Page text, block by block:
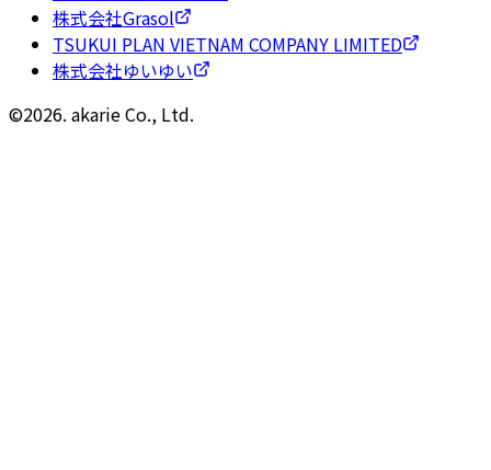
株式会社Grasol
TSUKUI PLAN VIETNAM COMPANY LIMITED
株式会社ゆいゆい
©2026. akarie Co., Ltd.